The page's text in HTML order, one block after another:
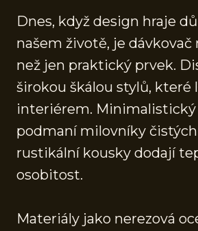
Dnes, když design hraje
našem životě, je dávkovač
než jen praktický prvek.
širokou škálou stylů, které
interiérem. Minimalistický
podmaní milovníky
rustikální kousky dodají
osobitost.
Materiály jako nerezová